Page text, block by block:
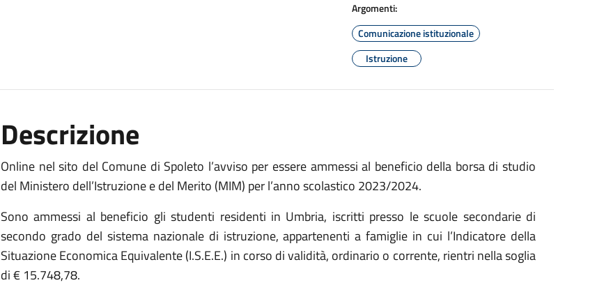
Argomenti:
Comunicazione istituzionale
Istruzione
Descrizione
Online nel sito del Comune di Spoleto l’avviso per essere ammessi al beneficio della borsa di studio
del Ministero dell’Istruzione e del Merito (MIM) per l’anno scolastico 2023/2024.
Sono ammessi al beneficio gli studenti residenti in Umbria, iscritti presso le scuole secondarie di
secondo grado del sistema nazionale di istruzione, appartenenti a famiglie in cui l’Indicatore della
Situazione Economica Equivalente (I.S.E.E.) in corso di validità, ordinario o corrente, rientri nella soglia
di € 15.748,78.